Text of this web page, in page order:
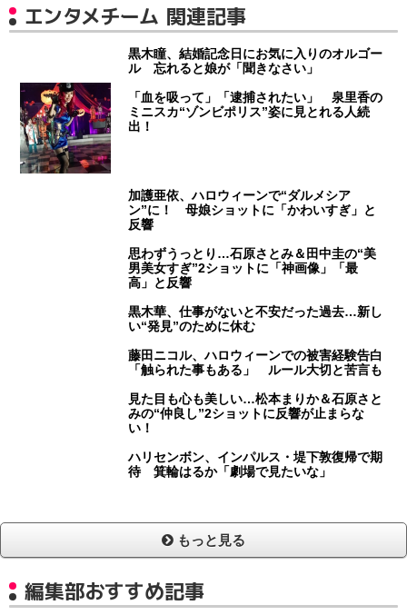
エンタメチーム 関連記事
黒木瞳、結婚記念日にお気に入りのオルゴー
ル 忘れると娘が「聞きなさい」
「血を吸って」「逮捕されたい」 泉里香の
ミニスカ“ゾンビポリス”姿に見とれる人続
出！
加護亜依、ハロウィーンで“ダルメシア
ン”に！ 母娘ショットに「かわいすぎ」と
反響
思わずうっとり…石原さとみ＆田中圭の“美
男美女すぎ”2ショットに「神画像」「最
高」と反響
黒木華、仕事がないと不安だった過去…新し
い“発見”のために休む
藤田ニコル、ハロウィーンでの被害経験告白
「触られた事もある」 ルール大切と苦言も
見た目も心も美しい…松本まりか＆石原さと
みの“仲良し”2ショットに反響が止まらな
い！
ハリセンボン、インパルス・堤下敦復帰で期
待 箕輪はるか「劇場で見たいな」
もっと見る
編集部おすすめ記事